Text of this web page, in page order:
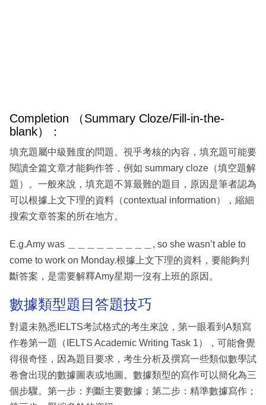
Completion （Summary Cloze/Fill-in-the-
blank）：
填充題屬中級難度的問題。視乎考核的內容，填充題可能要
閱讀全篇文章才能夠作答，例如 summary cloze（填空題解
題）。一般來說，填充題不算最難的題目，原因是筆者認為
可以根據上文下理的資料（contextual information），縮細
搜索文章答案的所在地方。
E.g.Amy was ＿＿＿＿＿＿＿＿＿, so she wasn’t able to
come to work on Monday.根據上文下理的資料，要能夠判
斷答案，是需要解釋Amy星期一沒有上班的原因。
數據類型題目答題技巧
對還未熟悉IELTS考試格式的考生來說，第一眼看到A類寫
作卷第一題（IELTS Academic Writing Task 1），可能會覺
得很奇怪，因為題目要求，考生分析及撰寫一些類似數學試
卷會出現的數據圖表或地圖。數據類型的寫作可以簡化為三
個步驟。第一步：判斷主要數據；第二步：精準數據寫作；